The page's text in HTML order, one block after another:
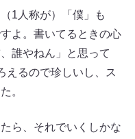
1人称が）「僕」も
よ。書いてるときの心
誰やねん」と思って
えるので珍しいし、ス
。
ら、それでいくしかな